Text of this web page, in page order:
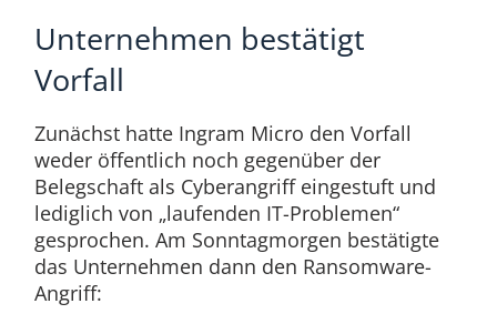
Unternehmen bestätigt
Vorfall
Zunächst hatte Ingram Micro den Vorfall
weder öffentlich noch gegenüber der
Belegschaft als Cyberangriff eingestuft und
lediglich von „laufenden IT-Problemen“
gesprochen. Am Sonntagmorgen bestätigte
das Unternehmen dann den Ransomware-
Angriff: